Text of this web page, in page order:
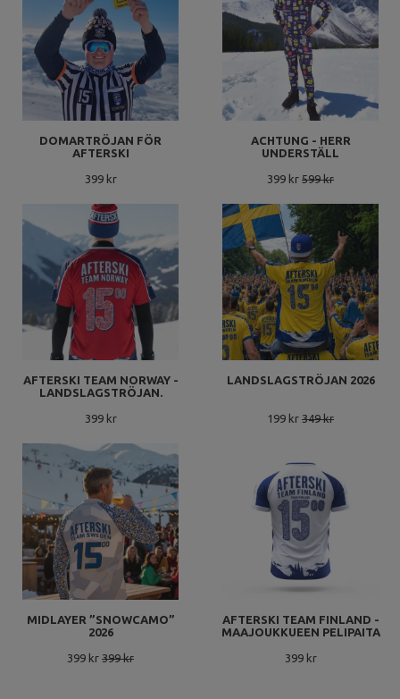
DOMARTRÖJAN FÖR
AFTERSKI
399 kr
ACHTUNG - HERR
UNDERSTÄLL
399 kr 599 kr
AFTERSKI TEAM NORWAY -
LANDSLAGSTRÖJAN.
399 kr
LANDSLAGSTRÖJAN 2026
199 kr 349 kr
MIDLAYER ”SNOWCAMO”
2026
399 kr 399 kr
AFTERSKI TEAM FINLAND -
MAAJOUKKUEEN PELIPAITA
399 kr